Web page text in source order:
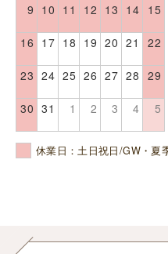
9 10 11 12 13 14 15
16 17 18 19 20 21 22
23 24 25 26 27 28 29
30 31 1 2 3 4 5
休業日：土日祝日/GW・夏